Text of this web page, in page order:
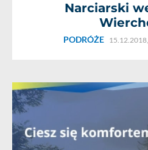
Narciarski
PODRÓŻE 15.12.2018,